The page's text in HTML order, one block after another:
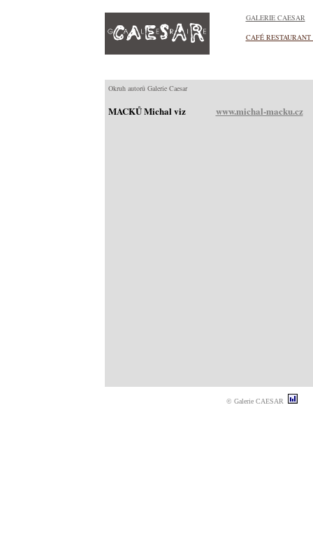
GALERIE CAESAR
CAFÉ
Okruh autorů Galerie Caesar
MACKŮ Michal viz www.michal-macku.cz
© Galerie CAESAR